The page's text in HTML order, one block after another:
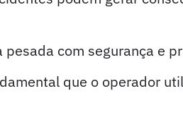
com segurança e
que o operador